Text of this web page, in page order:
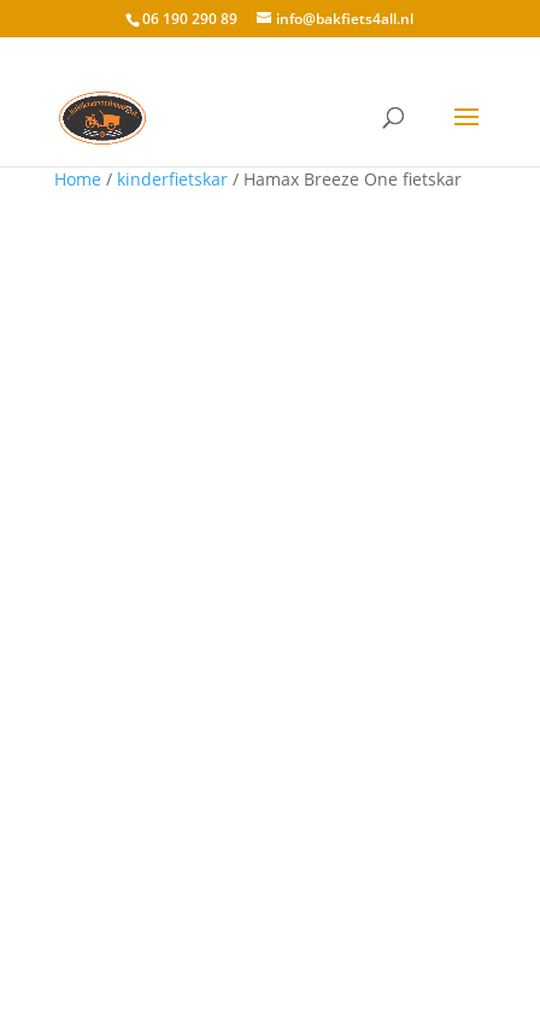
06 190 290 89 info@bakfiets4all.nl
Home / kinderfietskar/ Hamax Breeze One fietskar